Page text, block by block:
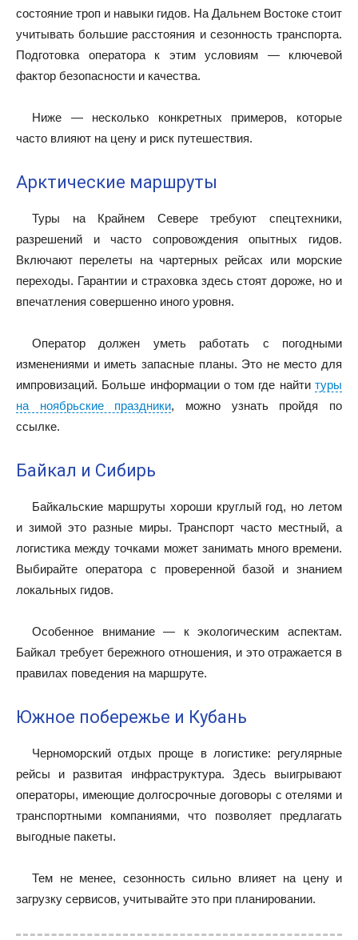
состояние троп и навыки гидов. На Дальнем Востоке стоит
учитывать большие расстояния и сезонность транспорта.
Подготовка оператора к этим условиям — ключевой
фактор безопасности и качества.
Ниже — несколько конкретных примеров, которые
часто влияют на цену и риск путешествия.
Арктические маршруты
Туры на Крайнем Севере требуют спецтехники,
разрешений и часто сопровождения опытных гидов.
Включают перелеты на чартерных рейсах или морские
переходы. Гарантии и страховка здесь стоят дороже, но и
впечатления совершенно иного уровня.
Оператор должен уметь работать с погодными
изменениями и иметь запасные планы. Это не место для
импровизаций. Больше информации о том где найти туры
на ноябрьские праздники, можно узнать пройдя по
ссылке.
Байкал и Сибирь
Байкальские маршруты хороши круглый год, но летом
и зимой это разные миры. Транспорт часто местный, а
логистика между точками может занимать много времени.
Выбирайте оператора с проверенной базой и знанием
локальных гидов.
Особенное внимание — к экологическим аспектам.
Байкал требует бережного отношения, и это отражается в
правилах поведения на маршруте.
Южное побережье и Кубань
Черноморский отдых проще в логистике: регулярные
рейсы и развитая инфраструктура. Здесь выигрывают
операторы, имеющие долгосрочные договоры с отелями и
транспортными компаниями, что позволяет предлагать
выгодные пакеты.
Тем не менее, сезонность сильно влияет на цену и
загрузку сервисов, учитывайте это при планировании.